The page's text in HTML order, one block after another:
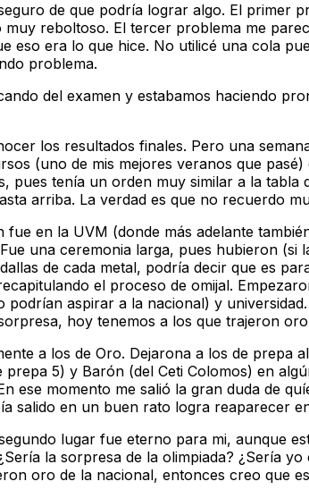
de que podría lograr algo. El primer
reboltoso. El tercer problema me
eso era lo que hice. No utilicé una cola
problema.
del examen y estabamos haciendo
los resultados finales. Pero una
(uno de mis mejores veranos que
tenía un orden muy similar a la
arriba. La verdad es que no recuerdo
fue en la UVM (donde más adelante
una ceremonia larga, pues hubieron (si
de cada metal, podría decir que es
el proceso de omijal.
aspirar a la nacional) y
hoy tenemos a los que trajeron
a los de Oro. Dejarona a los de
5) y Barón (del Ceti Colomos) en
ese momento me salió la gran duda de
salido en un buen rato logra reaparecer
lugar fue eterno para mi, aunque
la sorpresa de la olimpiada? ¿Sería
oro de la nacional, entonces creo que